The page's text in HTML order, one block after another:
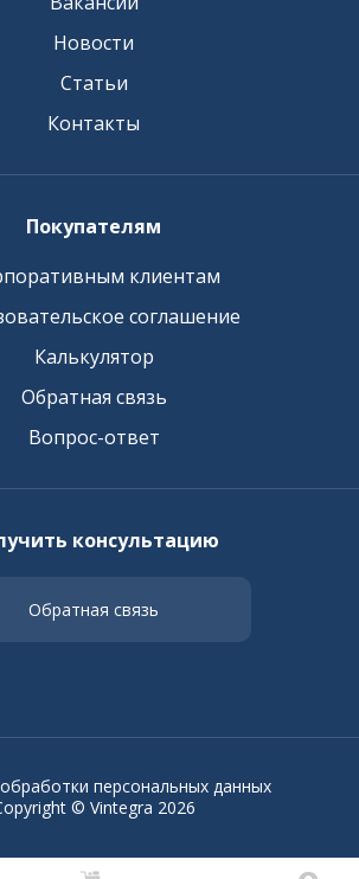
Новости
Статьи
Контакты
Покупателям
клиентам
соглашение
Калькулятор
Обратная связь
Вопрос-ответ
консультацию
Обратная связь
© Vintegra 2026
персональных данных